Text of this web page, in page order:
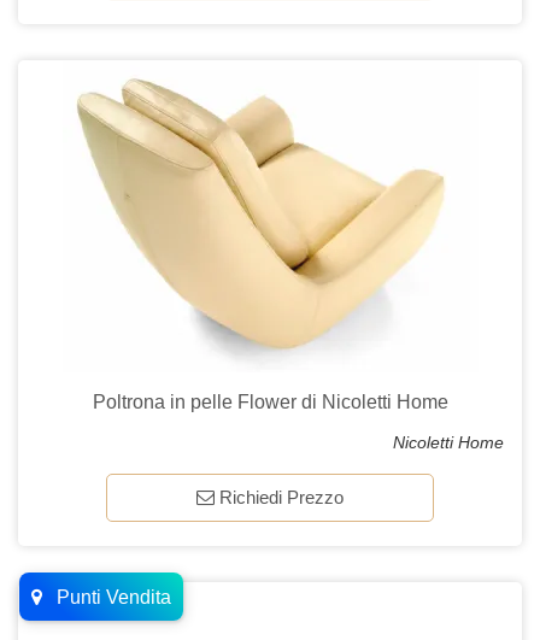
Poltrona in pelle Flower di Nicoletti Home
Nicoletti Home
Richiedi Prezzo
Punti Vendita